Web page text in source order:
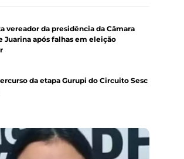
vereador da presidência da Câmara
Juarina após falhas em eleição
da etapa Gurupi do Circuito Sesc